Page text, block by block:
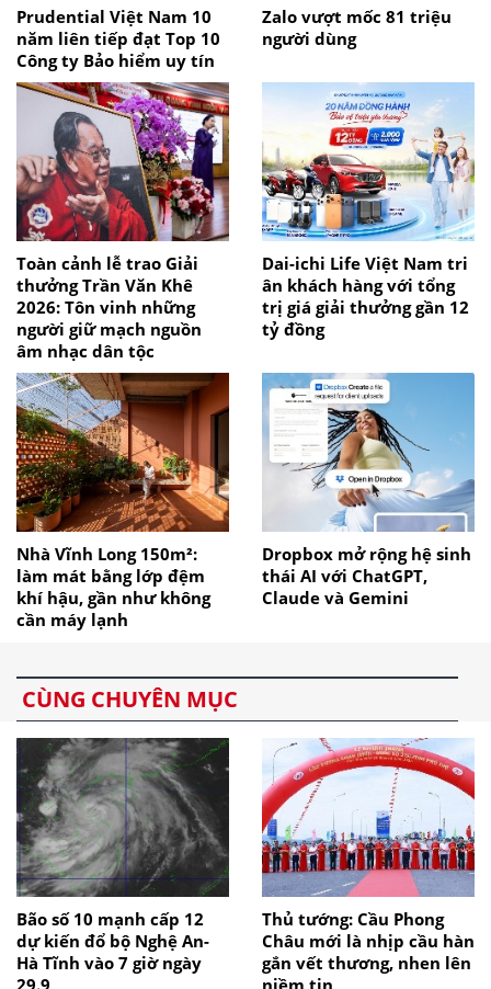
Prudential Việt Nam 10
năm liên tiếp đạt Top 10
Công ty Bảo hiểm uy tín
Zalo vượt mốc 81 triệu
người dùng
Toàn cảnh lễ trao Giải
thưởng Trần Văn Khê
2026: Tôn vinh những
người giữ mạch nguồn
âm nhạc dân tộc
Dai-ichi Life Việt Nam tri
ân khách hàng với tổng
trị giá giải thưởng gần 12
tỷ đồng
Nhà Vĩnh Long 150m²:
làm mát bằng lớp đệm
khí hậu, gần như không
cần máy lạnh
Dropbox mở rộng hệ sinh
thái AI với ChatGPT,
Claude và Gemini
CÙNG CHUYÊN MỤC
Bão số 10 mạnh cấp 12
dự kiến đổ bộ Nghệ An-
Hà Tĩnh vào 7 giờ ngày
Thủ tướng: Cầu Phong
Châu mới là nhịp cầu hàn
gắn vết thương, nhen lên